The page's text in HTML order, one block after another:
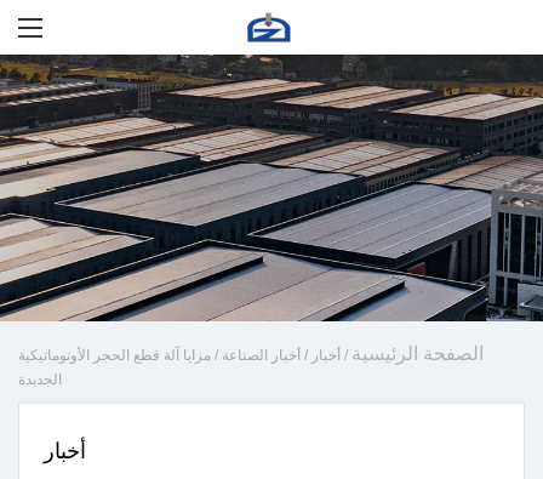
الصفحة الرئيسية / أخبار / أخبار الصناعة / مزايا آلة قطع الحجر الأوتوماتيكية
الجديدة
أخبار